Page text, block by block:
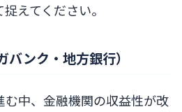
えてください。
ンク・地方銀行）
む中、金融機関の収益性が改